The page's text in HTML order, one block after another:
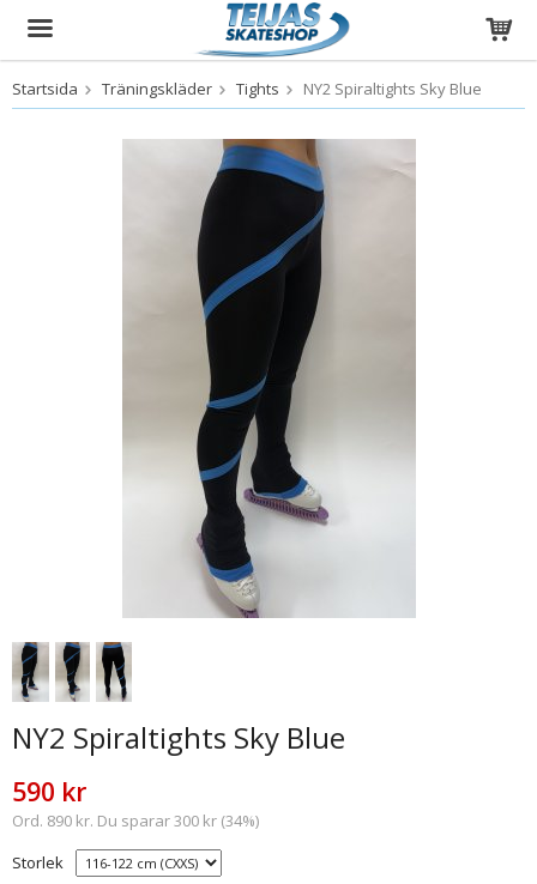
Produkten har blivit tillagd i varukorgen
Startsida Träningskläder Tights NY2 Spiraltights Sky Blue
NY2 Spiraltights Sky Blue
590 kr
Ord. 890 kr. Du sparar 300 kr (34%)
Storlek